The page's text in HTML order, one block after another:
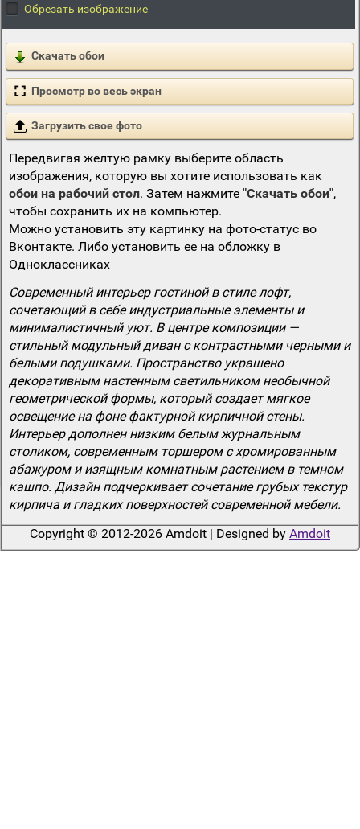
Обрезать изображение
Скачать обои
Просмотр во весь экран
Загрузить свое фото
Передвигая желтую рамку выберите область
изображения, которую вы хотите использовать как
обои на рабочий стол. Затем нажмите "Скачать обои",
чтобы сохранить их на компьютер.
Можно установить эту картинку на фото-статус во
Вконтакте. Либо установить ее на обложку в
Одноклассниках
Современный интерьер гостиной в стиле лофт,
сочетающий в себе индустриальные элементы и
минималистичный уют. В центре композиции —
стильный модульный диван с контрастными черными и
белыми подушками. Пространство украшено
декоративным настенным светильником необычной
геометрической формы, который создает мягкое
освещение на фоне фактурной кирпичной стены.
Интерьер дополнен низким белым журнальным
столиком, современным торшером с хромированным
абажуром и изящным комнатным растением в темном
кашпо. Дизайн подчеркивает сочетание грубых текстур
кирпича и гладких поверхностей современной мебели.
Copyright © 2012-2026 Amdoit | Designed by Amdoit